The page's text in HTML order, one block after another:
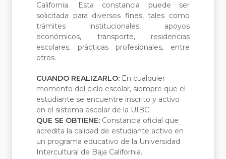
California. Esta constancia puede ser
solicitada para diversos fines, tales como
trámites institucionales, apoyos
económicos, transporte, residencias
escolares, prácticas profesionales, entre
otros.
CUANDO REALIZARLO: En cualquier
momento del ciclo escolar, siempre que el
estudiante se encuentre inscrito y activo
en el sistema escolar de la UIBC.
QUE SE OBTIENE: Constancia oficial que
acredita la calidad de estudiante activo en
un programa educativo de la Universidad
Intercultural de Baja California.